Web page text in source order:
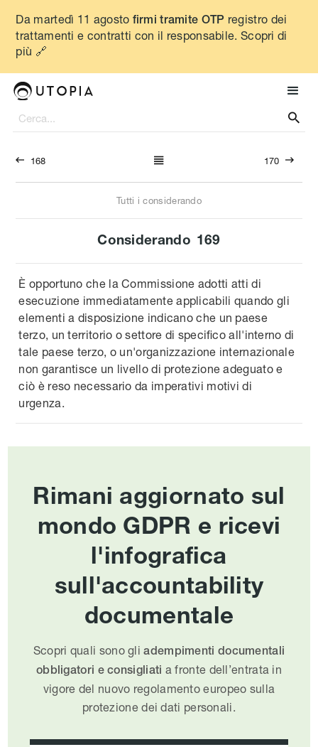
Da martedì 11 agosto firmi tramite OTP registro dei
trattamenti e contratti con il responsabile. Scopri di
più 🔗

 168  170 
Tutti i considerando
Considerando 169
È opportuno che la Commissione adotti atti di
esecuzione immediatamente applicabili quando gli
elementi a disposizione indicano che un paese
terzo, un territorio o settore di specifico all'interno di
tale paese terzo, o un'organizzazione internazionale
non garantisce un livello di protezione adeguato e
ciò è reso necessario da imperativi motivi di
urgenza.
Rimani aggiornato sul
mondo GDPR e ricevi
l'infografica
sull'accountability
documentale
Scopri quali sono gliadempimenti documentali
obbligatori e consigliati a fronte dell’entrata in
vigore del nuovo regolamento europeo sulla
protezione dei dati personali.